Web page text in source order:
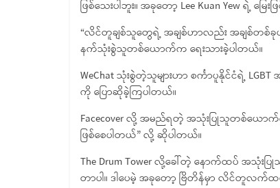
ဖြစ်သေးပါဘူး။ အခုတော့ Lee Kuan Yew ရဲ့ မ
“လိင်တူချစ်သူတွေရဲ့ အချစ်ဟာလည်း အချစ်တစ်
နက်သုံးစွဲသူတစ်ယောက်က ရေးသားခဲ့ပါတယ်။
WeChat သုံးစွဲတဲ့သူများဟာ စင်္ကာပူနိုင်ငံရဲ့
ကို ပြောဆိုခဲ့ကြပါတယ်။
Facecover လို့ အမည်ရတဲ့ အသုံးပြုသူတစ်ယောက်က
ဖြစ်စေပါတယ်” လို့ ဆိုပါတယ်။
The Drum Tower လို့ခေါ်တဲ့ နောက်ထပ် အ
တာပါ။ ဒါပေမဲ့ အခုတော့ ဗြိတိန်မှာ လိင်တူလက်ထ